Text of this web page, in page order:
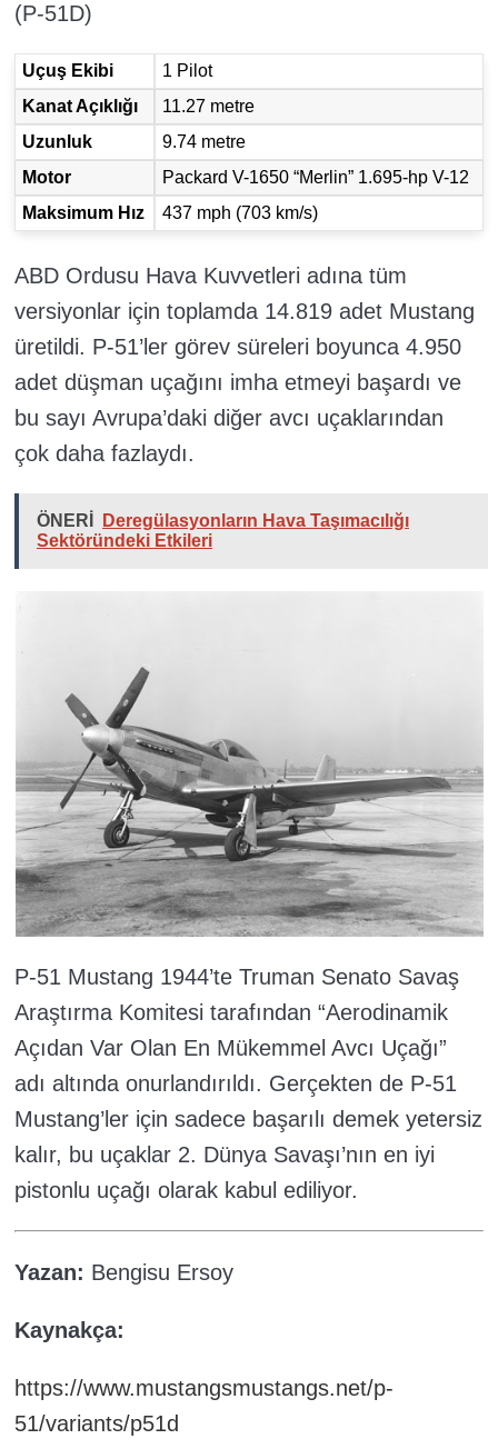
(P-51D)
Uçuş Ekibi
1 Pilot
Kanat Açıklığı
11.27 metre
Uzunluk
9.74 metre
Motor
Packard V-1650 “Merlin” 1.695-hp V-12
Maksimum Hız
437 mph (703 km/s)
ABD Ordusu Hava Kuvvetleri adına tüm
versiyonlar için toplamda 14.819 adet Mustang
üretildi. P-51’ler görev süreleri boyunca 4.950
adet düşman uçağını imha etmeyi başardı ve
bu sayı Avrupa’daki diğer avcı uçaklarından
çok daha fazlaydı.
ÖNERİ
Deregülasyonların Hava Taşımacılığı
Sektöründeki Etkileri
P-51 Mustang 1944’te Truman Senato Savaş
Araştırma Komitesi tarafından “Aerodinamik
Açıdan Var Olan En Mükemmel Avcı Uçağı”
adı altında onurlandırıldı. Gerçekten de P-51
Mustang’ler için sadece başarılı demek yetersiz
kalır, bu uçaklar 2. Dünya Savaşı’nın en iyi
pistonlu uçağı olarak kabul ediliyor.
Yazan: Bengisu Ersoy
Kaynakça:
https://www.mustangsmustangs.net/p-
51/variants/p51d